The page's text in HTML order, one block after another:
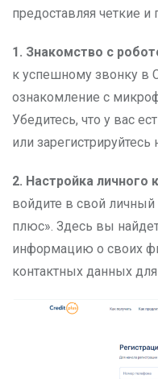
предоставляя четкие
1. Знакомство с
к успешному звонку в
ознакомление с
Убедитесь, что у вас
или
2. Настройка личного
войдите в свой
плюс». Здесь вы
информацию о своих
контактных данных для